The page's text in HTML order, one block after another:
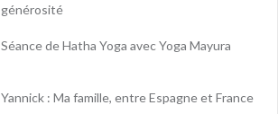
générosité
Séance de Hatha Yoga avec Yoga Mayura
Yannick : Ma famille, entre Espagne et France